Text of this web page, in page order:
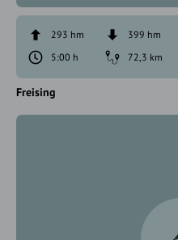
293 hm
399 hm
5:00 h
72,3 km
Freising